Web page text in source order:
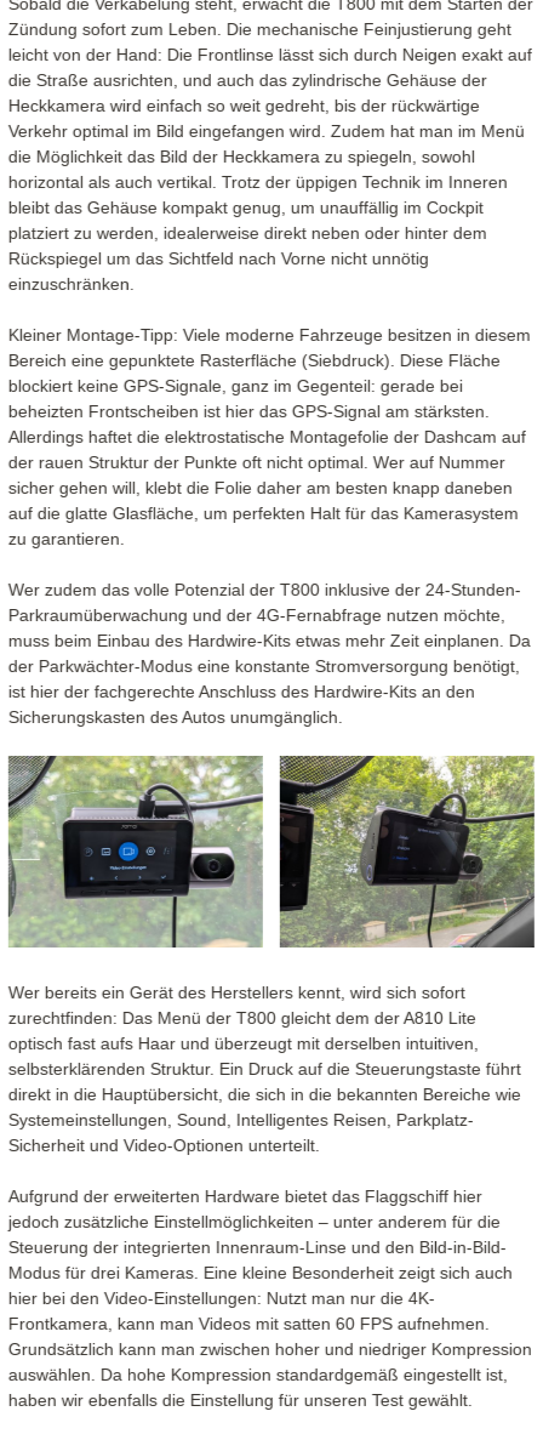
Zündung sofort zum Leben. Die mechanische Feinjustierung geht
leicht von der Hand: Die Frontlinse lässt sich durch Neigen exakt auf
die Straße ausrichten, und auch das zylindrische Gehäuse der
Heckkamera wird einfach so weit gedreht, bis der rückwärtige
Verkehr optimal im Bild eingefangen wird. Zudem hat man im Menü
die Möglichkeit das Bild der Heckkamera zu spiegeln, sowohl
horizontal als auch vertikal. Trotz der üppigen Technik im Inneren
bleibt das Gehäuse kompakt genug, um unauffällig im Cockpit
platziert zu werden, idealerweise direkt neben oder hinter dem
Rückspiegel um das Sichtfeld nach Vorne nicht unnötig
einzuschränken.
Kleiner Montage-Tipp: Viele moderne Fahrzeuge besitzen in diesem
Bereich eine gepunktete Rasterfläche (Siebdruck). Diese Fläche
blockiert keine GPS-Signale, ganz im Gegenteil: gerade bei
beheizten Frontscheiben ist hier das GPS-Signal am stärksten.
Allerdings haftet die elektrostatische Montagefolie der Dashcam auf
der rauen Struktur der Punkte oft nicht optimal. Wer auf Nummer
sicher gehen will, klebt die Folie daher am besten knapp daneben
auf die glatte Glasfläche, um perfekten Halt für das Kamerasystem
zu garantieren.
Wer zudem das volle Potenzial der T800 inklusive der 24-Stunden-
Parkraumüberwachung und der 4G-Fernabfrage nutzen möchte,
muss beim Einbau des Hardwire-Kits etwas mehr Zeit einplanen. Da
der Parkwächter-Modus eine konstante Stromversorgung benötigt,
ist hier der fachgerechte Anschluss des Hardwire-Kits an den
Sicherungskasten des Autos unumgänglich.
Wer bereits ein Gerät des Herstellers kennt, wird sich sofort
zurechtfinden: Das Menü der T800 gleicht dem der A810 Lite
optisch fast aufs Haar und überzeugt mit derselben intuitiven,
selbsterklärenden Struktur. Ein Druck auf die Steuerungstaste führt
direkt in die Hauptübersicht, die sich in die bekannten Bereiche wie
Systemeinstellungen, Sound, Intelligentes Reisen, Parkplatz-
Sicherheit und Video-Optionen unterteilt.
Aufgrund der erweiterten Hardware bietet das Flaggschiff hier
jedoch zusätzliche Einstellmöglichkeiten – unter anderem für die
Steuerung der integrierten Innenraum-Linse und den Bild-in-Bild-
Modus für drei Kameras. Eine kleine Besonderheit zeigt sich auch
hier bei den Video-Einstellungen: Nutzt man nur die 4K-
Frontkamera, kann man Videos mit satten 60 FPS aufnehmen.
Grundsätzlich kann man zwischen hoher und niedriger Kompression
auswählen. Da hohe Kompression standardgemäß eingestellt ist,
haben wir ebenfalls die Einstellung für unseren Test gewählt.